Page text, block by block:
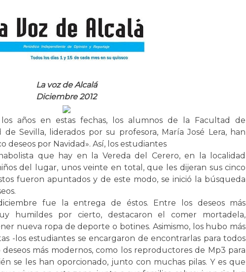
La voz de Alcalá
Diciembre 2012
años en estas fechas, los alumnos de la Facultad de
de Sevilla, liderados por su profesora, María José Lera, han
deseos por Navidad». Así, los estudiantes
que hay en la Vereda del Cerero, en la localidad
del lugar, unos veinte en total, que les dijeran sus cinco
fueron apuntados y de este modo, se inició la búsqueda
fue la entrega de éstos. Entre los deseos más
humildes por cierto, destacaron el comer mortadela,
nueva ropa de deporte o botines. Asimismo, los hubo más
-los estudiantes se encargaron de encontrarlas para todos
más modernos, como los reproductores de Mp3 para
se les han oporcionado, junto con muchas pilas. Y es que